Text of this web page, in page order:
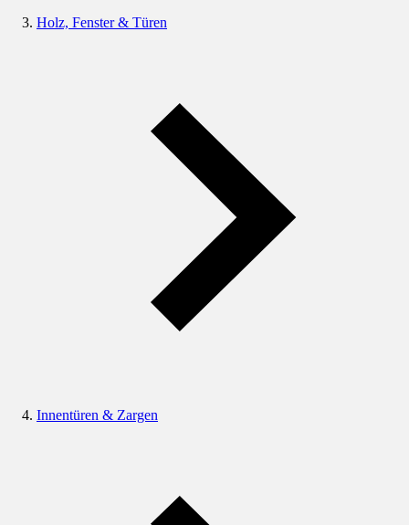
Holz, Fenster & Türen
Innentüren & Zargen